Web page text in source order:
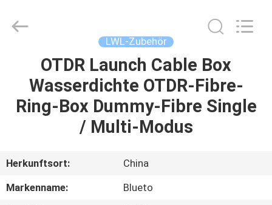
HAUS
PRODUKTE
UNS
LWL-Zubehör
OTDR Launch Cable Box
Wasserdichte OTDR-Fibre-
Ring-Box Dummy-Fibre Single
/ Multi-Modus
Herkunftsort:
China
Markenname:
Blueto